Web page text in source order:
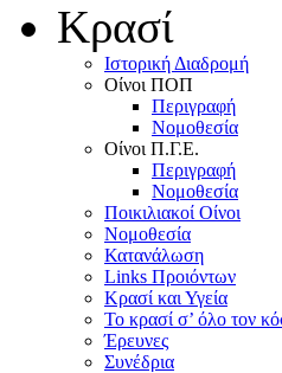
Κρασί
Iστορική Διαδρομή
Oίνοι ΠOΠ
Περιγραφή
Nομοθεσία
Oίνοι Π.Γ.E.
Περιγραφή
Νομοθεσία
Ποικιλιακοί Oίνοι
Nομοθεσία
Κατανάλωση
Links Προιόντων
Κρασί και Υγεία
To κρασί σ’ όλο τον
Έρευνες
Συνέδρια